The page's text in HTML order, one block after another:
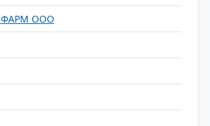
ФАРМ ООО